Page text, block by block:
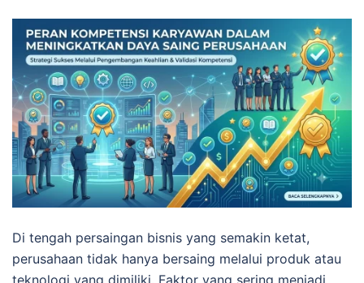
Di tengah persaingan bisnis yang semakin ketat,
perusahaan tidak hanya bersaing melalui produk atau